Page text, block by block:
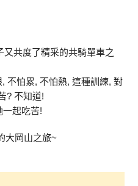
又共度了精采的共騎單車之
怕累, 不怕熱, 這種訓練, 對
? 不知道!
起吃苦!
大岡山之旅~